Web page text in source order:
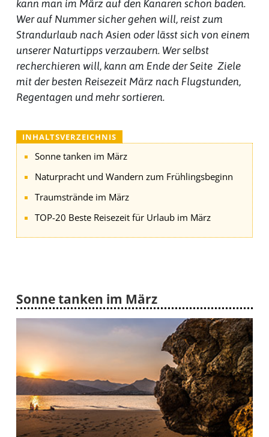
kann man im März auf den Kanaren schon baden.
Wer auf Nummer sicher gehen will, reist zum
Strandurlaub nach Asien oder lässt sich von einem
unserer Naturtipps verzaubern. Wer selbst
recherchieren will, kann am Ende der Seite Ziele
mit der besten Reisezeit März nach Flugstunden,
Regentagen und mehr sortieren.
INHALTSVERZEICHNIS
Sonne tanken im März
Naturpracht und Wandern zum Frühlingsbeginn
Traumstrände im März
TOP-20 Beste Reisezeit für Urlaub im März
Sonne tanken im März